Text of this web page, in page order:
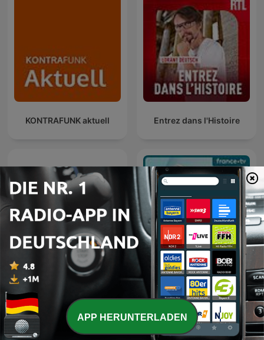
KONTRAFUNK aktuell Entrez dans l'Histoire
C dans l'air
Internationale Nachrichten-Podcasts
APP HERUNTERLADEN